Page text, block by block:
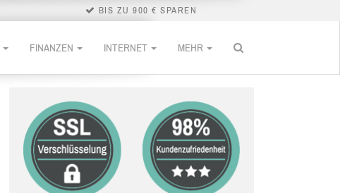
BIS ZU 900 € SPAREN
FINANZEN INTERNET MEHR